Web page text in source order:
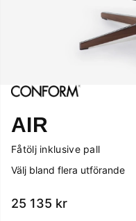
AIR
Fåtölj inklusive pall
Välj bland flera utförande
25 135 kr